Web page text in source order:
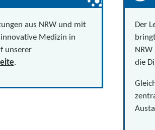
aus NRW und mit
Medizin in
unserer
.
Der
die